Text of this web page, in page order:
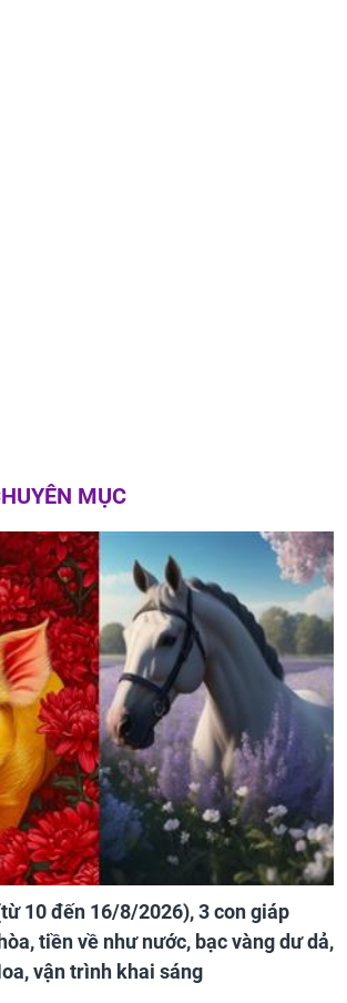
MỤC
10 đến 16/8/2026), 3 con giáp
tiền về như nước, bạc vàng dư dả,
vận trình khai sáng